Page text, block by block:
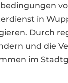
in
Durch
und die
im